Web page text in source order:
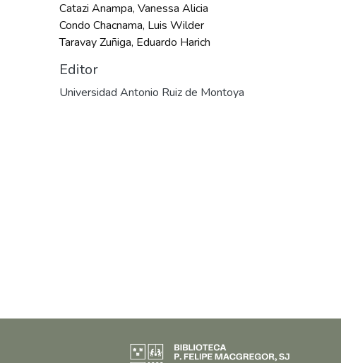
Catazi Anampa, Vanessa Alicia
Condo Chacnama, Luis Wilder
Taravay Zuñiga, Eduardo Harich
Editor
Universidad Antonio Ruiz de Montoya